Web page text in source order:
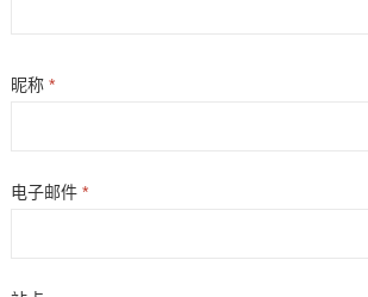
昵称 *
电子邮件 *